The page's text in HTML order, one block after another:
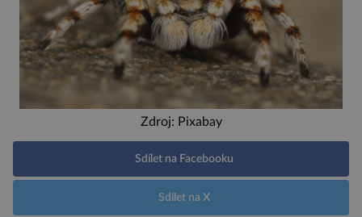
Zdroj: Pixabay
Sdílet na Facebooku
Sdílet na X